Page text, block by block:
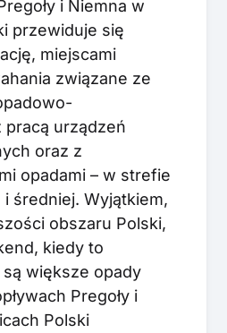
i Niemna w
przewiduje się
miejscami
związane ze
urządzeń
oraz z
opadami – w strefie
średniej. Wyjątkiem,
obszaru Polski,
kiedy to
większe opady
Pregoły i
Polski